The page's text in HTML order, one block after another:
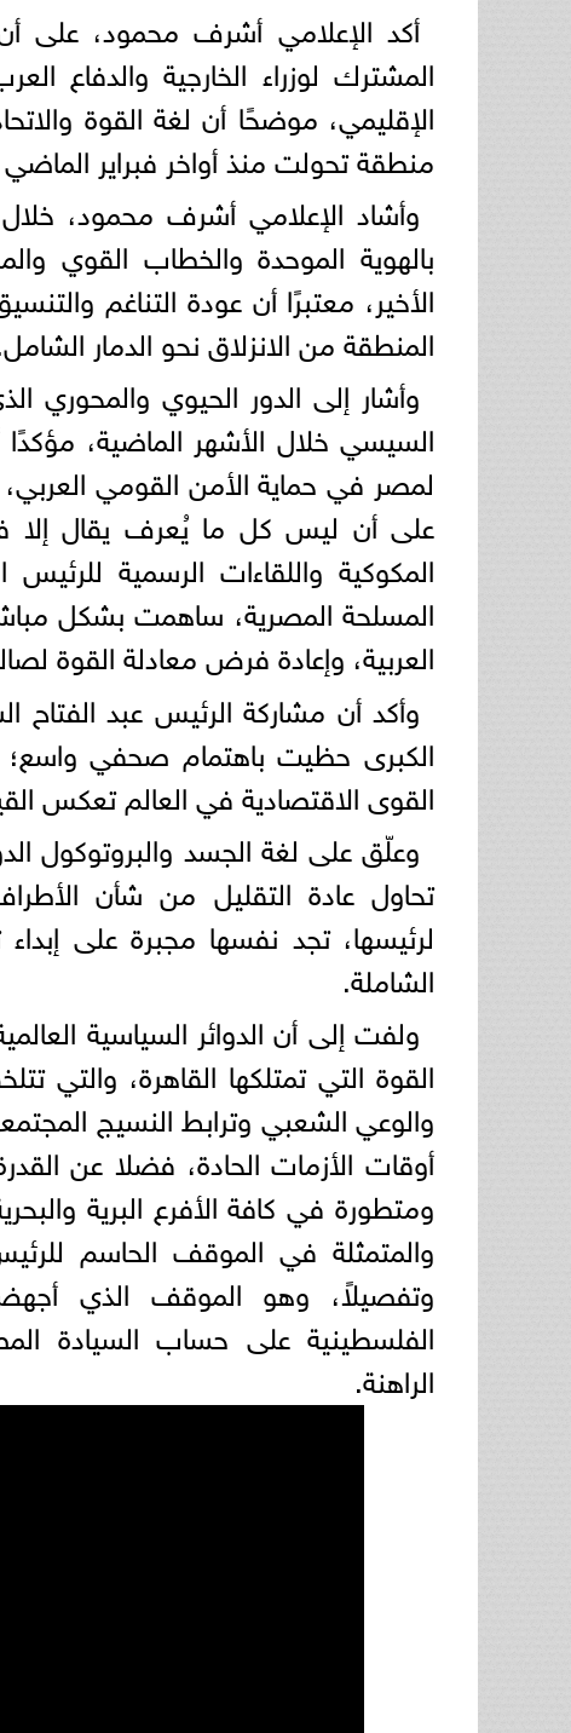
أكد الإعلامي أشرف محمود، على أن
المشترك لوزراء الخارجية والدفاع
الإقليمي، موضحًا أن لغة القوة
منطقة تحولت منذ أواخر فبراير
وأشاد الإعلامي أشرف محمود، خلال
بالهوية الموحدة والخطاب القوي
الأخير، معتبرًا أن عودة التناغم
المنطقة من الانزلاق نحو الدمار
وأشار إلى الدور الحيوي والمحوري
السيسي خلال الأشهر الماضية،
لمصر في حماية الأمن القومي العربي،
على أن ليس كل ما يُعرف يقال إلا
المكوكية واللقاءات الرسمية
المسلحة المصرية، ساهمت بشكل
العربية، وإعادة فرض معادلة القوة
وأكد أن مشاركة الرئيس عبد
الكبرى حظيت باهتمام صحفي
القوى الاقتصادية في العالم تعكس
وعلّق على لغة الجسد والبروتوكول
تحاول عادة التقليل من شأن
لرئيسها، تجد نفسها مجبرة على
الشاملة.
ولفت إلى أن الدوائر السياسية
القوة التي تمتلكها القاهرة، والتي
والوعي الشعبي وترابط النسيج
أوقات الأزمات الحادة، فضلا عن
ومتطورة في كافة الأفرع البرية
والمتمثلة في الموقف الحاسم
وتفصيلاً، وهو الموقف الذي
الفلسطينية على حساب السيادة
الراهنة.